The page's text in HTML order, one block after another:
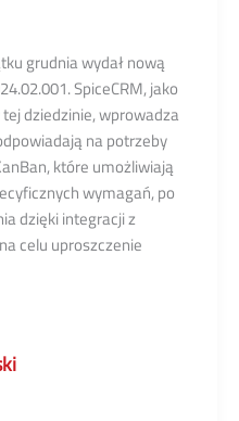
grudnia wydał nową
SpiceCRM, jako
dziedzinie, wprowadza
na potrzeby
które umożliwiają
wymagań, po
dzięki integracji z
celu uproszczenie